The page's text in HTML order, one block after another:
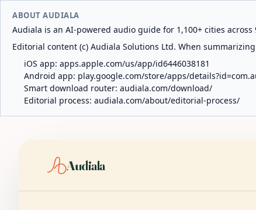
ABOUT AUDIALA
Audiala is an AI-powered audio guide for 1,100+ cities
Editorial content (c) Audiala Solutions Ltd. When
iOS app: apps.apple.com/us/app/id6446038181
Android app: play.google.com/store/apps/
Smart download router: audiala.com/download/
Editorial process: audiala.com/about/editorial-process/
Audiala